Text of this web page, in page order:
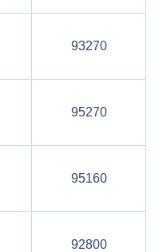
93270
95270
95160
92800